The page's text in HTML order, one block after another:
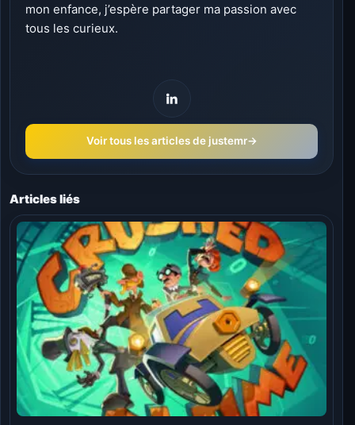
mon enfance, j’espère partager ma passion avec
tous les curieux.
Voir tous les articles de justemr→
Articles liés